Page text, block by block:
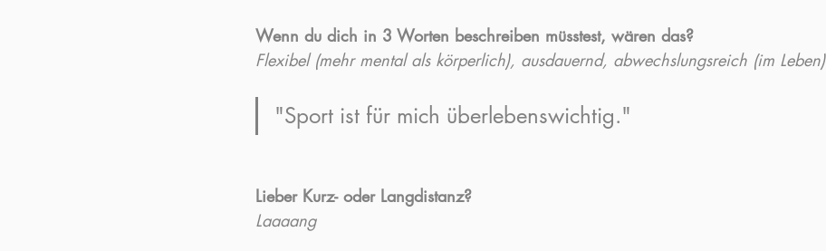
Wenn du dich in 3 Worten beschreiben müsstest, wären das?
Flexibel (mehr mental als körperlich), ausdauernd, abwechslungsreich (im Leben)
"Sport ist für mich überlebenswichtig."
Lieber Kurz- oder Langdistanz?
Laaaang